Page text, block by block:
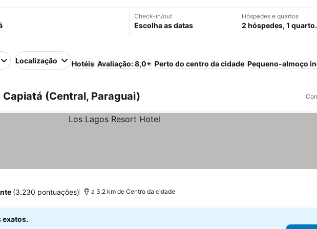
Check-in/out
Escolha as datas
Hóspedes e quartos
2 hóspedes, 1 quarto.
Localização Hotéis Avaliação: 8,0+ Perto do centro da cidade Pequeno-almoço
Capiatá (Central, Paraguai)
(3.230 pontuações) a 3.2 km de Centro da cidade
exatos.